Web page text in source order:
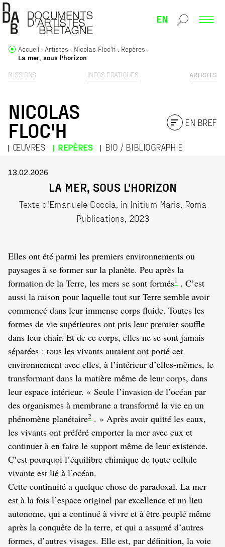
EN
MISSIONS INFOS PRATIQUES ARTISTES
Accueil Artistes Nicolas Floc'h
Repères
La mer, sous l'horizon
NICOLAS
FLOC'H
ŒUVRES REPÈRES BIO / BIBLIOGRAPHIE
EN BREF
13.02.2026
LA MER, SOUS L'HORIZON
Texte d'Emanuele Coccia, in Initium Maris, Roma
Publications, 2023
Elles ont été parmi les premiers environnements ou
paysages à se former sur la planète. Peu après la
formation de la Terre, les mers se sont formés1 . C’est
aussi la raison pour laquelle tout sur Terre semble avoir
commencé dans leur immense corps fluide. Toutes les
formes de vie supérieures ont pris leur premier souffle
dans leur chair. Et de ce corps, elles ne se sont jamais
séparées : tous les vivants auraient ont porté cet
environnement avec elles, à l’intérieur d’elles-mêmes, le
transformant dans la matière même de leur corps, dans
leur espace intérieur. « Seule l’invasion de l’océan par
des organismes à membrane a transformé la vie en un
phénomène planétaire2 . » Après avoir quitté les eaux,
les vivants ont préféré emporter la mer avec eux et
continuer à en faire le support même de leur existence.
C’est pourquoi l’équilibre chimique de toute cellule
vivante est lié à l’océan.
Cette continuité a quelque chose de paradoxal. La mer
est à la fois l’espace originel par excellence et un lieu
autonome, qui a continué à vivre et à être peuplé même
après la conquête de la terre, et qui a assumé d’autres
formes, d’autres visages. Elle est, par définition, la voie